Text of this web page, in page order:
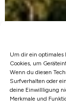
Um dir ein optimales
Cookies, um
Wenn du diesen
Surfverhalten oder
deine Einwillligung
Merkmale und